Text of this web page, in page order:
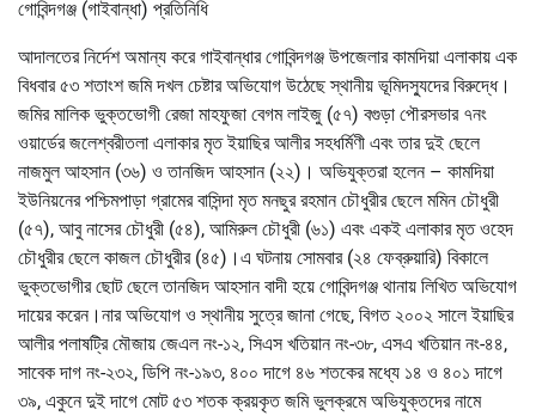
গোবিন্দগঞ্জ (গাইবান্ধা) প্রতিনিধি
আদালতের নির্দেশ অমান্য করে গাইবান্ধার গোবিন্দগঞ্জ উপজেলার কামদিয়া এলাকায় এক
বিধবার ৫৩ শতাংশ জমি দখল চেষ্টার অভিযোগ উঠেছে স্থানীয় ভূমিদস্যুদের বিরুদ্ধে।
জমির মালিক ভুক্তভোগী রেজা মাহফুজা বেগম লাইজু (৫৭) বগুড়া পৌরসভার ৭নং
ওয়ার্ডের জলেশ্বরীতলা এলাকার মৃত ইয়াছির আলীর সহধর্মিণী এবং তার দুই ছেলে
নাজমুল আহসান (৩৬) ও তানজিদ আহসান (২২)। অভিযুক্তরা হলেন – কামদিয়া
ইউনিয়নের পশ্চিমপাড়া গ্রামের বাসিন্দা মৃত মনছুর রহমান চৌধুরীর ছেলে মমিন চৌধুরী
(৫৭), আবু নাসের চৌধুরী (৫৪), আমিরুল চৌধুরী (৬১) এবং একই এলাকার মৃত ওহেদ
চৌধুরীর ছেলে কাজল চৌধুরীর (৪৫)।এ ঘটনায় সোমবার (২৪ ফেব্রুয়ারি) বিকালে
ভুক্তভোগীর ছোট ছেলে তানজিদ আহসান বাদী হয়ে গোবিন্দগঞ্জ থানায় লিখিত অভিযোগ
দায়ের করেন।নার অভিযোগ ও স্থানীয় সুত্রে জানা গেছে, বিগত ২০০২ সালে ইয়াছির
আলীর পলাষট্রি মৌজায় জেএল নং-১২, সিএস খতিয়ান নং-৩৮, এসএ খতিয়ান নং-৪৪,
সাবেক দাগ নং-২৩২, ডিপি নং-১৯৩, ৪০০ দাগে ৪৬ শতকের মধ্যে ১৪ ও ৪০১ দাগে
৩৯, একুনে দুই দাগে মোট ৫৩ শতক ক্রয়কৃত জমি ভুলক্রমে অভিযুক্তদের নামে